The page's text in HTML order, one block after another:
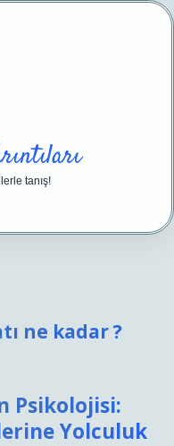
tanış!
ne kadar ?
Psikolojisi:
Yolculuk